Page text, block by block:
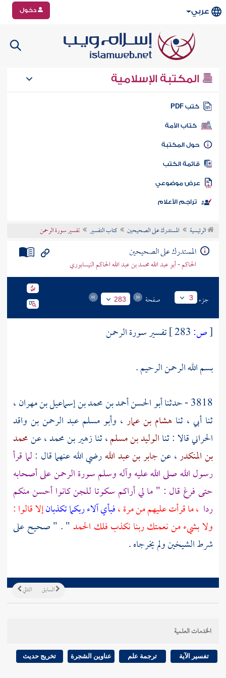
عربي دخول
المكتبة الإسلامية
كتب PDF
كتاب الأمة
المكتبة
الكتب
موضوعي
تراجم الأعلام
الرئيسية المستدرك على الصحيحين كتاب التفسير تفسير سورة الرحمن
المستدرك على الصحيحين
الحاكم - أبو عبد الله محمد بن عبد الله الحاكم النيسابوري
جزء 3 صفحة 283
[ص:
تفسير سورة الرحمن
بسم الله الرحمن الرحيم .
3818 - حدثنا
أبو الحسن أحمد بن محمد بن إسماعيل بن مهران،
ثنا أبي ، ثناهشام بن عمار ، وأبو مسلم عبد الرحمن بن واقد
الحرانيقالا : ثناالوليد بن مسلم، ثنازهير بن محمد، عنمحمد
بن المنكدر، عنجابر بن عبد اللهرضي الله عنهما قال :لما قرأ
رسول الله صلى الله عليه وآله وسلم سورة الرحمن على أصحابه
حتى فرغ قال : " ما لي أراكم سكوتا للجن كانوا أحسن منكم
ردا ، ما قرأت عليهم من مرة ،فبأي آلاء ربكما تكذبانإلا قالوا :
ولا بشيء من نعمتك ربنا نكذب فلك الحمد" . " صحيح على
شرط الشيخين ولم يخرجاه .
التالي السابق
الخدمات العلمية
تفسير الآية ترجمة علم عناوين الشجرة تخريج حديث